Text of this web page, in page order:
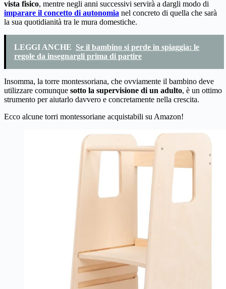
vista fisico, mentre negli anni successivi servirà a dargli modo di
imparare il concetto di autonomia nel concreto di quella che sarà
la sua quotidianità tra le mura domestiche.
LEGGI ANCHE Se il bambino si perde in spiaggia: le
regole da insegnargli prima di partire
Insomma, la torre montessoriana, che ovviamente il bambino deve
utilizzare comunque sotto la supervisione di un adulto, è un ottimo
strumento per aiutarlo davvero e concretamente nella crescita.
Ecco alcune torri montessoriane acquistabili su Amazon!